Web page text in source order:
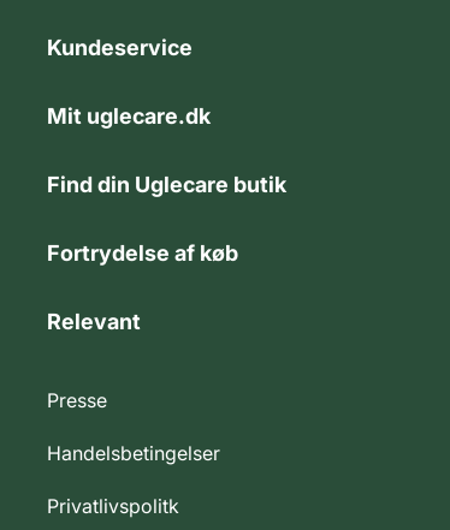
Kundeservice
Mit uglecare.dk
Find din Uglecare butik
Fortrydelse af køb
Relevant
Presse
Handelsbetingelser
Privatlivspolitk